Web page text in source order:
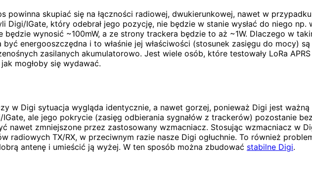
powinna skupiać się na łączności radiowej, dwukierunkowej, nawet w
Digi/IGate, który odebrał jego pozycję, nie będzie w stanie wysłać do niego
będzie wynosić ~100mW, a ze strony trackera będzie to aż ~1W. Dlaczego w
być energooszczędna i to właśnie jej właściwości (stosunek zasięgu do mocy)
zasilanych akumulatorowo. Jest wiele osób, które testowały LoRa
mogłoby się wydawać.
w Digi sytuacja wygląda identycznie, a nawet gorzej, ponieważ Digi jest ważną
ale jego pokrycie (zasięg odbierania sygnałów z trackerów) pozostanie
nawet zmniejszone przez zastosowany wzmacniacz. Stosując wzmacniacz w
radiowych TX/RX, w przeciwnym razie nasze Digi ogłuchnie. To również
antenę i umieścić ją wyżej. W ten sposób można zbudować stabilne Digi.